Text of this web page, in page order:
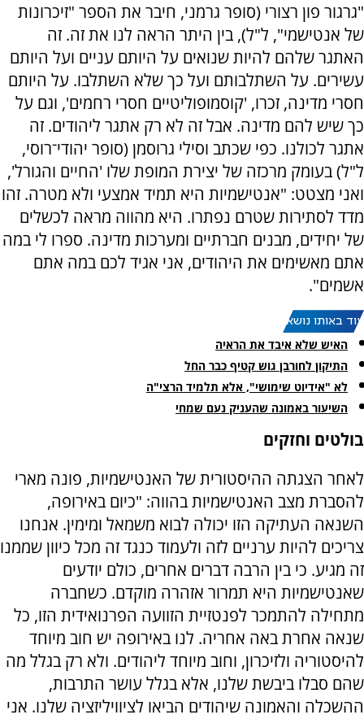
"גרגור פון רצורי (סופר גרמני, חיבר את הספר "זיכרונות
של אנטישמי", ל"ל), בין היתר הראה לנו את זה. זה
האתגר שלהם להיות שנואים על היותם עניים ועל היותם
עשירים. על השתלבותם ועל כך שלא השתלבו. על היותם
חסרי מדינה, זכרו, 'קוסמופוליטיים חסרי רחמים', וגם על
כך שיש להם מדינה. אבל זה לא רק אתגר ליהודים. זה
אתגר לכולנו. כפי שכתב וסילי גרוסמן (סופר יהודי־רוסי,
ל"ל) בעומק מרכזה של יצירת המופת שלו 'החיים והגורל',
ואני מצטט: "אנטישמיות היא תמיד אמצעי ולא מטרה. זהו
מדד לסתירות שטרם נפתרו. היא מהווה מראה לכשלים
של יחידים, מבנים חברתיים ומערכות מדינה. ספרו לי במה
אתם מאשימים את היהודים, אני אגיד לכם במה אתם
אשמים".
עוד באותו נושא:
האיש שלא איבד את הראיה
התיקון לחורבן גוש קטיף כבר החל
לא "אידיוט שימושי", אלא תלמיד הרצי"ה
השיעור באמונה שהעניק נעם שמחי
בולטים וחזקים
לאחר הצגתה ההיסטורית של האנטישמיות, פונה מארי
להסברת מצב האנטישמיות בהווה: "כיום באירופה,
השנאה העתיקה הזו יכולה לבוא משמאל ומימין. אנחנו
צריכים להיות ערניים לזה ולעמוד כנגד זה מכל כיוון שממנו
זה מגיע. כי בין הרבה דברים אחרים, כולם יודעים
שאנטישמיות היא תמרור אזהרה מוקדם. כשחברה
מתחילה להתמכר לפנטזיית הזוועה הפרנואידית הזו, כל
שנאה אחרת באה אחריה. לנו באירופה יש חוב מיוחד
להיסטוריה ולזיכרון, וחוב מיוחד ליהודים. ולא רק בגלל מה
שהם סבלו ביבשת שלנו, אלא בגלל עושר התרבות,
ההשכלה והאמונה שיהודים הביאו לציוויליזציה שלנו. אני